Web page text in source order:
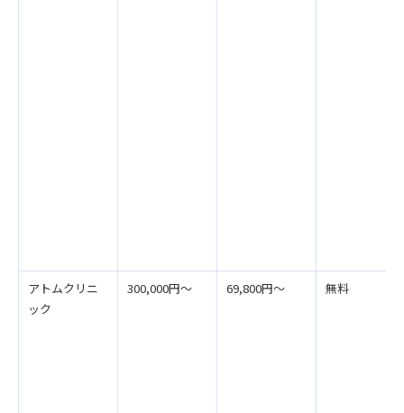
アトムクリニ
ック
300,000円〜 69,800円～ 無料